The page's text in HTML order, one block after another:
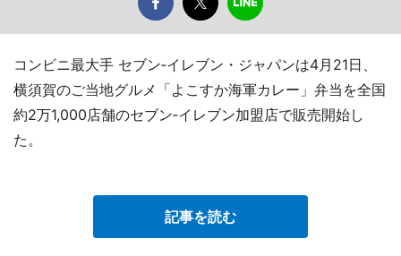
コンビニ最大手 セブン‐イレブン・ジャパンは4月21日、
横須賀のご当地グルメ「よこすか海軍カレー」弁当を全国
約2万1,000店舗のセブン‐イレブン加盟店で販売開始し
た。
記事を読む